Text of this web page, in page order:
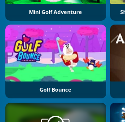
Mini Golf Adventure
Golf Bounce